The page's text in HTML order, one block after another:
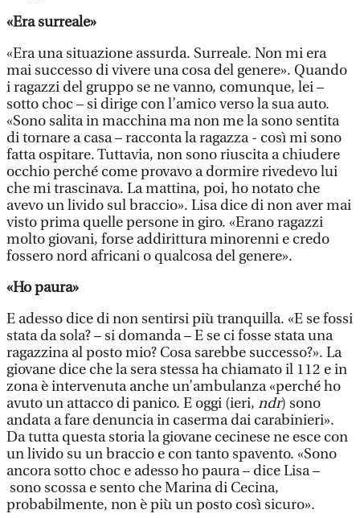
«Era surreale»
«Era una situazione assurda. Surreale. Non mi era
mai successo di vivere una cosa del genere». Quando
i ragazzi del gruppo se ne vanno, comunque, lei –
sotto choc – si dirige con l’amico verso la sua auto.
«Sono salita in macchina ma non me la sono sentita
di tornare a casa – racconta la ragazza - così mi sono
fatta ospitare. Tuttavia, non sono riuscita a chiudere
occhio perché come provavo a dormire rivedevo lui
che mi trascinava. La mattina, poi, ho notato che
avevo un livido sul braccio». Lisa dice di non aver mai
visto prima quelle persone in giro. «Erano ragazzi
molto giovani, forse addirittura minorenni e credo
fossero nord africani o qualcosa del genere».
«Ho paura»
E adesso dice di non sentirsi più tranquilla. «E se fossi
stata da sola? – si domanda – E se ci fosse stata una
ragazzina al posto mio? Cosa sarebbe successo?». La
giovane dice che la sera stessa ha chiamato il 112 e in
zona è intervenuta anche un’ambulanza «perché ho
avuto un attacco di panico. E oggi (ieri, ndr) sono
andata a fare denuncia in caserma dai carabinieri».
Da tutta questa storia la giovane cecinese ne esce con
un livido su un braccio e con tanto spavento. «Sono
ancora sotto choc e adesso ho paura – dice Lisa –
sono scossa e sento che Marina di Cecina,
probabilmente, non è più un posto così sicuro».